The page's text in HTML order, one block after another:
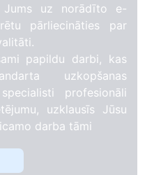
uz norādīto e-
pārliecināties par
papildu darbi, kas
uzkopšanas
profesionāli
uzklausīs Jūsu
darba tāmi